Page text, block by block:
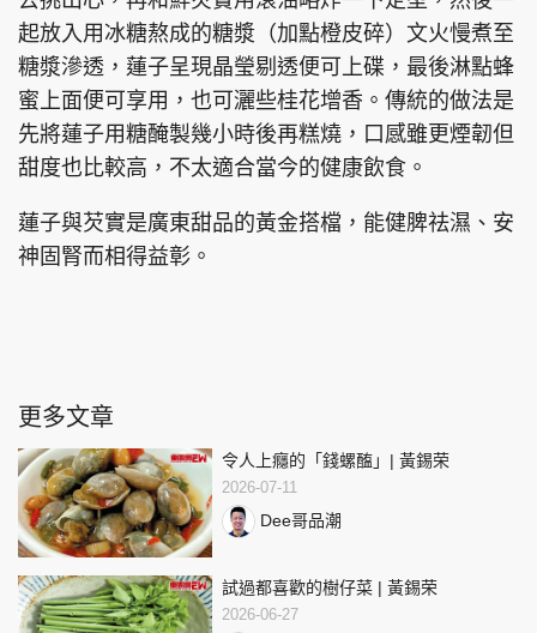
起放入用冰糖熬成的糖漿（加點橙皮碎）文火慢煮至
糖漿滲透，蓮子呈現晶瑩剔透便可上碟，最後淋點蜂
蜜上面便可享用，也可灑些桂花增香。傳統的做法是
先將蓮子用糖醃製幾小時後再糕燒，口感雖更煙韌但
甜度也比較高，不太適合當今的健康飲食。
蓮子與芡實是廣東甜品的黃金搭檔，能健脾祛濕、安
神固腎而相得益彰。
更多文章
令人上癮的「錢螺醢」| 黃錫荣
2026-07-11
Dee哥品潮
試過都喜歡的樹仔菜 | 黃錫荣
2026-06-27